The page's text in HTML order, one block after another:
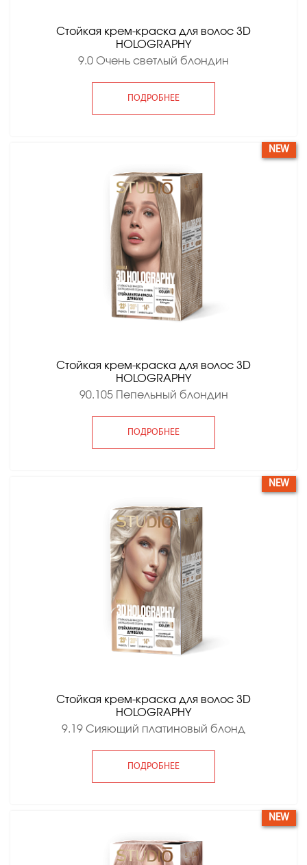
Стойкая крем-краска для волос 3D
HOLOGRAPHY
9.0 Очень светлый блондин
ПОДРОБНЕЕ
Стойкая крем-краска для волос 3D
HOLOGRAPHY
90.105 Пепельный блондин
ПОДРОБНЕЕ
NEW
Стойкая крем-краска для волос 3D
HOLOGRAPHY
9.19 Сияющий платиновый блонд
ПОДРОБНЕЕ
NEW
NEW